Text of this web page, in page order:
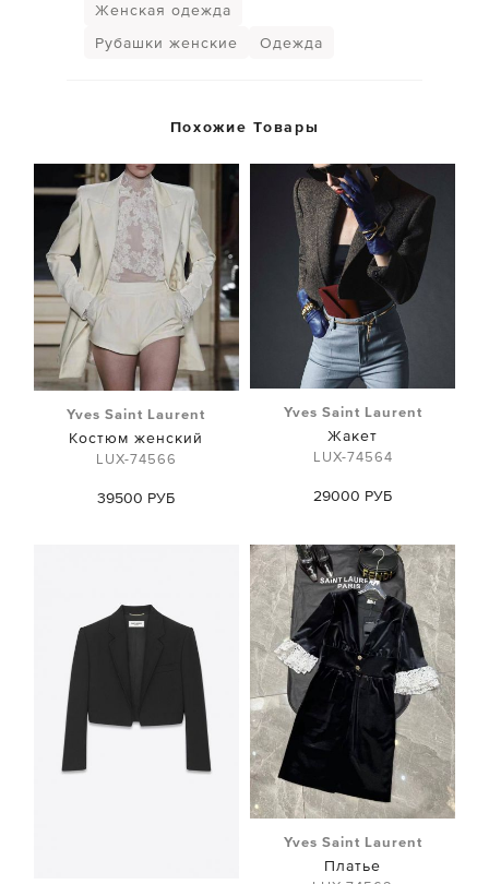
Женская одежда
Рубашки женские
Одежда
Похожие Товары
Yves Saint Laurent
Костюм женский
LUX-74566
39500 РУБ
Yves Saint Laurent
Жакет
LUX-74564
29000 РУБ
Yves Saint Laurent
Платье